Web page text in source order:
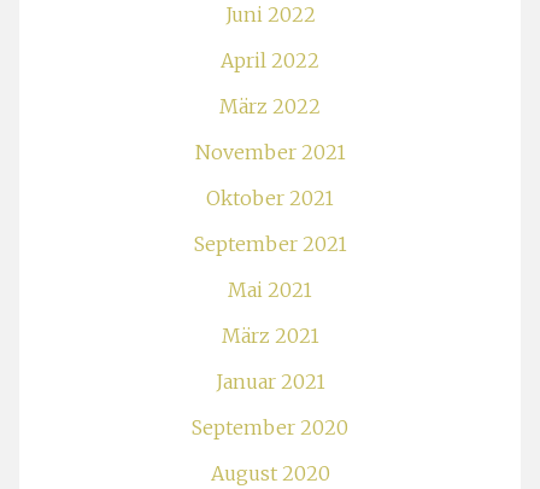
Juni 2022
April 2022
März 2022
November 2021
Oktober 2021
September 2021
Mai 2021
März 2021
Januar 2021
September 2020
August 2020